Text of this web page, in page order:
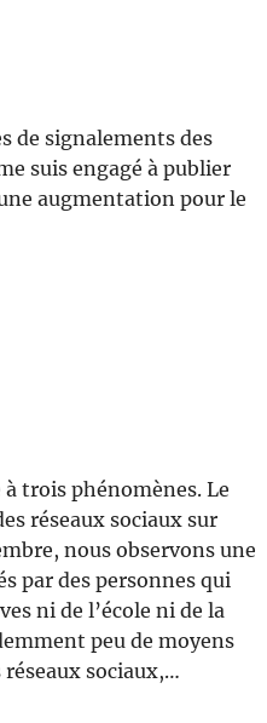
de signalements des
suis engagé à publier
augmentation pour le
trois phénomènes. Le
réseaux sociaux sur
nous observons une
par des personnes qui
ni de l’école ni de la
peu de moyens
sociaux,…